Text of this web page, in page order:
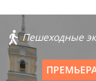
Пешеходные